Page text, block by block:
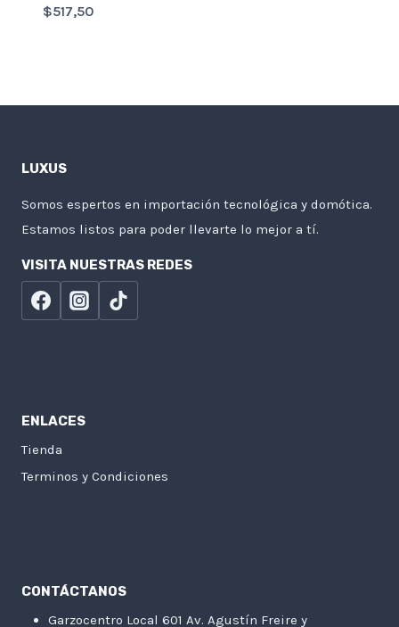
$517,50
LUXUS
Somos espertos en importación tecnológica y domótica.
Estamos listos para poder llevarte lo mejor a tí.
VISITA NUESTRAS REDES
ENLACES
Tienda
Terminos y Condiciones
CONTÁCTANOS
Garzocentro Local 601 Av. Agustín Freire y